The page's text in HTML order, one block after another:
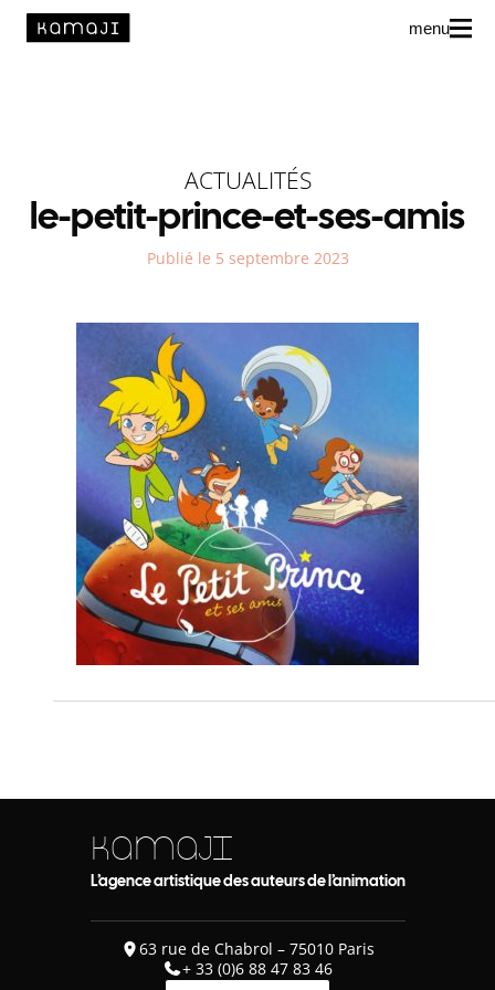
Auteur·rice·s
menu
ACTUALITÉS
le-petit-prince-et-ses-amis
Publié le 5 septembre 2023
KAMAJI
L’agence artistique des auteurs de l’animation
63 rue de Chabrol – 75010 Paris
+ 33 (0)6 88 47 83 46